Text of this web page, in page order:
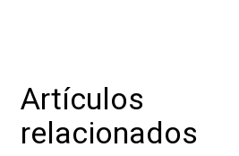
Artículos
relacionados